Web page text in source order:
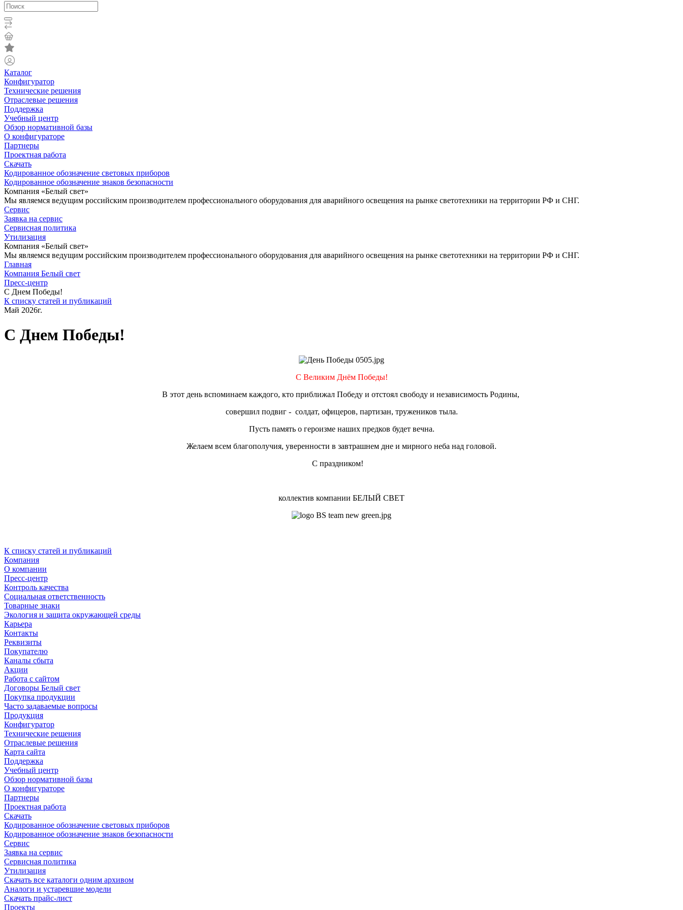
Каталог
Конфигуратор
Технические решения
Отраслевые решения
Поддержка
Учебный центр
Обзор нормативной базы
О конфигураторе
Партнеры
Проектная работа
Скачать
Кодированное обозначение световых приборов
Кодированное обозначение знаков безопасности
Компания «Белый свет»
Мы являемся ведущим российским производителем профессионального оборудования для аварийного освещения на рынке светотехники на территории РФ и СНГ.
Сервис
Заявка на сервис
Сервисная политика
Утилизация
Компания «Белый свет»
Мы являемся ведущим российским производителем профессионального оборудования для аварийного освещения на рынке светотехники на территории РФ и СНГ.
Главная
Компания Белый свет
Пресс-центр
С Днем Победы!
К списку статей и публикаций
Май 2026г.
С Днем Победы!
С Великим Днём Победы!
В этот день вспоминаем каждого, кто приближал Победу и отстоял свободу и независимость Родины,
совершил подвиг - солдат, офицеров, партизан, тружеников тыла.
Пусть память о героизме наших предков будет вечна.
Желаем всем благополучия, уверенности в завтрашнем дне и мирного неба над головой.
С праздником!
коллектив компании БЕЛЫЙ СВЕТ
К списку статей и публикаций
Компания
О компании
Пресс-центр
Контроль качества
Социальная ответственность
Товарные знаки
Экология и защита окружающей среды
Карьера
Контакты
Реквизиты
Покупателю
Каналы сбыта
Акции
Работа с сайтом
Договоры Белый свет
Покупка продукции
Часто задаваемые вопросы
Продукция
Конфигуратор
Технические решения
Отраслевые решения
Карта сайта
Поддержка
Учебный центр
Обзор нормативной базы
О конфигураторе
Партнеры
Проектная работа
Скачать
Кодированное обозначение световых приборов
Кодированное обозначение знаков безопасности
Сервис
Заявка на сервис
Сервисная политика
Утилизация
Скачать все каталоги одним архивом
Аналоги и устаревшие модели
Скачать прайс-лист
Проекты